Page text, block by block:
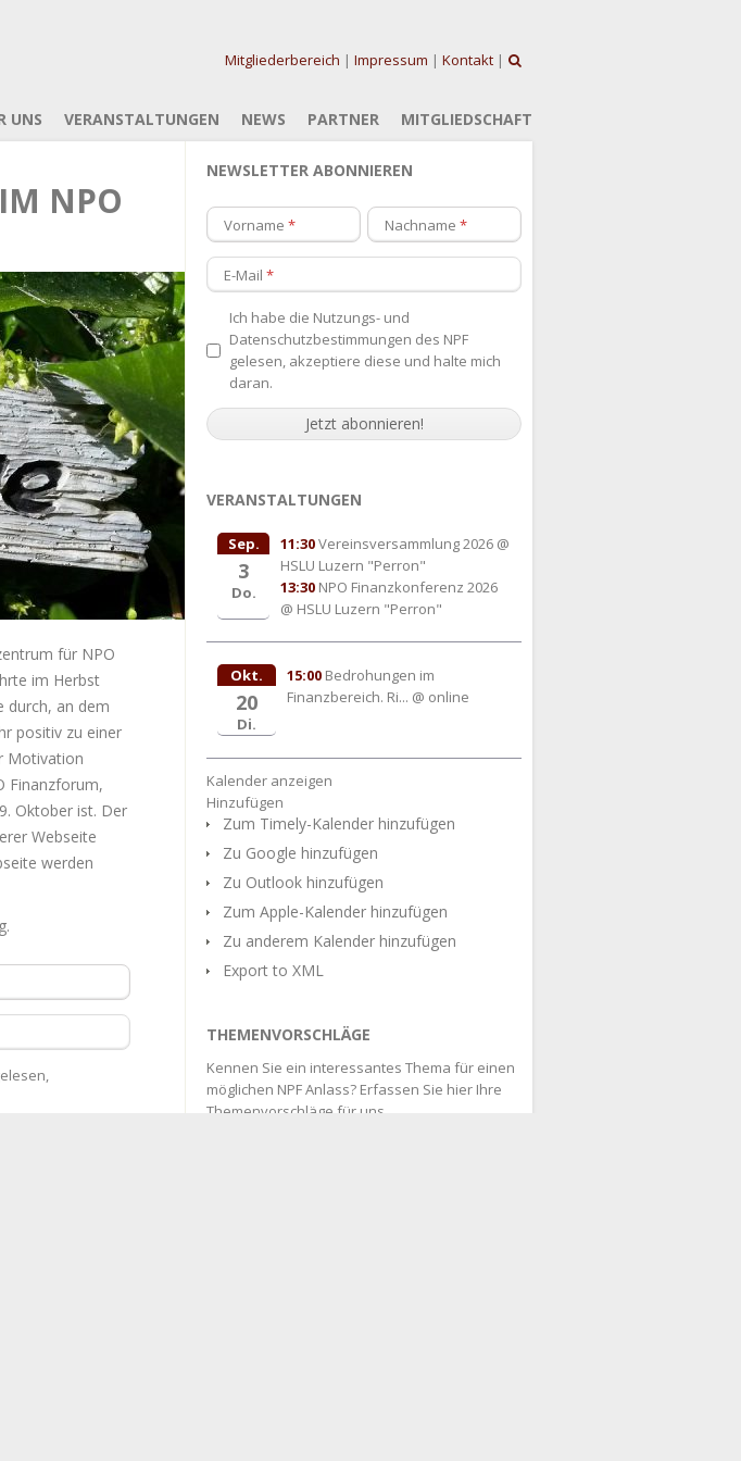
Mitgliederbereich | Impressum | Kontakt |
UNS VERANSTALTUNGEN NEWS PARTNER MITGLIEDSCHAFT
NPO
für NPO
im Herbst
durch, an dem
positiv zu einer
Motivation
Finanzforum,
Oktober ist. Der
Webseite
werden
NEWSLETTER ABONNIEREN
Vorname Nachname
E-Mail
Ich habe die Nutzungs- und
Datenschutzbestimmungen des NPF
gelesen, akzeptiere diese und halte mich
daran.
VERANSTALTUNGEN
Sep.
3
Do.
11:30Vereinsversammlung 2026 @
HSLU Luzern "Perron"
13:30 NPO Finanzkonferenz 2026
@ HSLU Luzern "Perron"
Okt.
20
Di.
15:00 Bedrohungen im
Finanzbereich. Ri... @ online
Kalender anzeigen
Hinzufügen
Zum Timely-Kalender hinzufügen
Zu Google hinzufügen
Zu Outlook hinzufügen
Zum Apple-Kalender hinzufügen
Zu anderem Kalender hinzufügen
Export to XML
THEMENVORSCHLÄGE
Kennen Sie ein interessantes Thema für einen
möglichen NPF Anlass? Erfassen Sie hier Ihre
Themenvorschläge für uns.